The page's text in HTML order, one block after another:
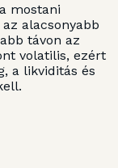
mostani
alacsonyabb
távon az
volatilis, ezért
a likviditás és